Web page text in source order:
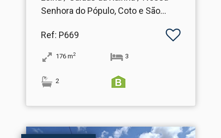
Senhora do Pópulo, Coto e São
Ref: P669
176 m2 3
2